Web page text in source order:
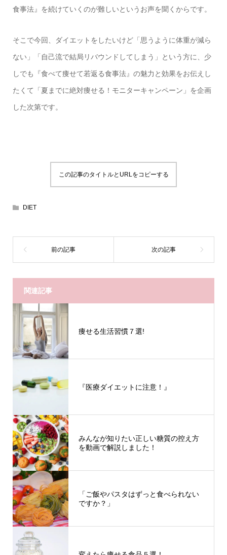
食事法』を続けていくのが難しいというお声を聞くからです。
そこで今回、ダイエットをしたいけど「思うように体重が減ら
ない」「自己流で結局リバウンドしてしまう」という方に、少
しでも『食べて痩せて若返る食事法』の魅力と効果をお伝えし
たくて「夏までに絶対痩せる！モニターキャンペーン」を企画
した次第です。
この記事のタイトルとURLをコピーする
DIET
関連記事
痩せる生活習慣７選!
『医療ダイエットに注意！』
みんなが知りたい正しい糖質の控え方
を動画で解説しました！
「ご飯やパスタはずっと食べられない
ですか？」